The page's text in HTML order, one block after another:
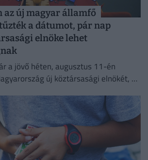
az új magyar államfő
a dátumot, pár nap
elnöke lehet
a jövő héten, augusztus 11-én
új köztársasági elnökét, az